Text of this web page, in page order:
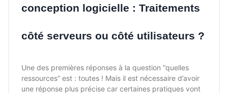
conception logicielle : Traitements
côté serveurs ou côté utilisateurs ?
Une des premières réponses à la question “quelles
ressources” est : toutes ! Mais il est nécessaire d’avoir
une réponse plus précise car certaines pratiques vont